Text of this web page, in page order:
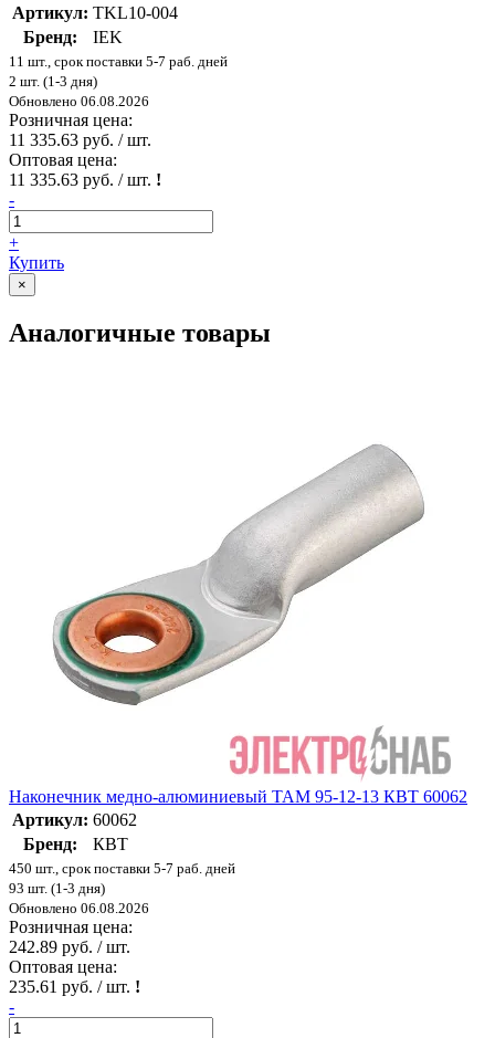
Артикул: TKL10-004
Бренд:
IEK
11 шт., срок поставки 5-7 раб. дней
2 шт. (1-3 дня)
Обновлено 06.08.2026
Розничная цена:
11 335.63 руб. / шт.
Оптовая цена:
11 335.63 руб. / шт. !
-
+
Купить
×
Аналогичные товары
Наконечник медно-алюминиевый ТАМ 95-12-13 КВТ 60062
Артикул: 60062
Бренд:
КВТ
450 шт., срок поставки 5-7 раб. дней
93 шт. (1-3 дня)
Обновлено 06.08.2026
Розничная цена:
242.89 руб. / шт.
Оптовая цена:
235.61 руб. / шт. !
-